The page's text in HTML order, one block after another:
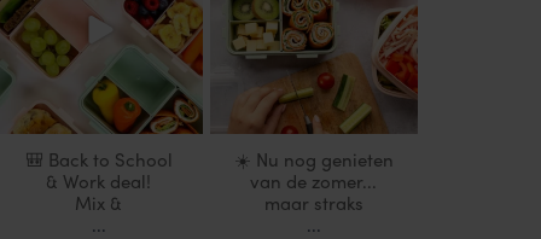
🎒 Back to School
& Work deal!
Mix &
...
☀️ Nu nog genieten
van de zomer...
maar straks
...